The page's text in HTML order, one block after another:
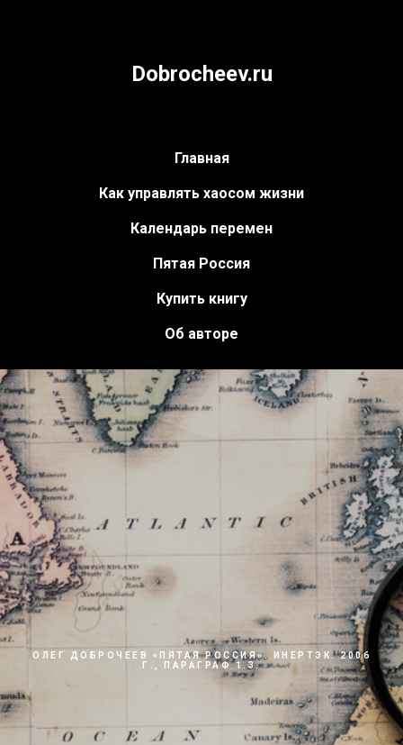
Dobrocheev.ru
Главная
Как управлять хаосом жизни
Календарь перемен
Пятая Россия
Купить книгу
Об авторе
ОЛЕГ ДОБРОЧЕЕВ «ПЯТАЯ РОССИЯ». ИНЕРТЭК. 2006
Г., ПАРАГРАФ 1.3.